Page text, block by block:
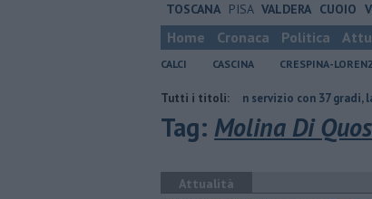
TOSCANA PISA VALDERA CUOIO
Home Cronaca Politica
CALCI CASCINA CRESPINA-
Tutti i titoli:
Cavalli in servizio con 37 gradi, la denuncia di
Tag: Molina Di
Attualità